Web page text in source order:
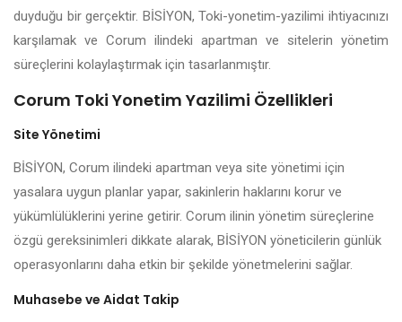
duyduğu bir gerçektir. BİSİYON, Toki-yonetim-yazilimi ihtiyacınızı
karşılamak ve Corum ilindeki apartman ve sitelerin yönetim
süreçlerini kolaylaştırmak için tasarlanmıştır.
Corum Toki Yonetim Yazilimi Özellikleri
Site Yönetimi
BİSİYON, Corum ilindeki apartman veya site yönetimi için
yasalara uygun planlar yapar, sakinlerin haklarını korur ve
yükümlülüklerini yerine getirir. Corum ilinin yönetim süreçlerine
özgü gereksinimleri dikkate alarak, BİSİYON yöneticilerin günlük
operasyonlarını daha etkin bir şekilde yönetmelerini sağlar.
Muhasebe ve Aidat Takip